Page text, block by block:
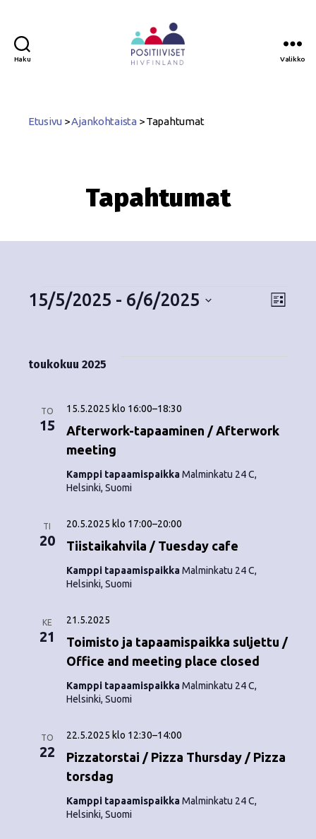
Haku Valikko
Etusivu >Ajankohtaista >Tapahtumat
Tapahtumat
N
ä
o
i
T
t
N
L
15/5/2025 - 6/6/2025
i
toukokuu 2025
TO
15
Afterwork-tapaaminen / Afterwork
meeting
15.5.2025 klo 16:00–18:30
Kamppi tapaamispaikkaMalminkatu 24 C,
Helsinki, Suomi
TI
20 Tiistaikahvila / Tuesday cafe
20.5.2025 klo 17:00–20:00
Kamppi tapaamispaikkaMalminkatu 24 C,
Helsinki, Suomi
KE
21
Toimisto ja tapaamispaikka suljettu /
Office and meeting place closed
21.5.2025
Kamppi tapaamispaikkaMalminkatu 24 C,
Helsinki, Suomi
TO
22
Pizzatorstai / Pizza Thursday / Pizza
torsdag
22.5.2025 klo 12:30–14:00
Kamppi tapaamispaikkaMalminkatu 24 C,
Helsinki, Suomi